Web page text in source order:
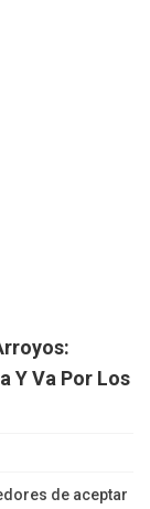
Y Va Por Los
de aceptar